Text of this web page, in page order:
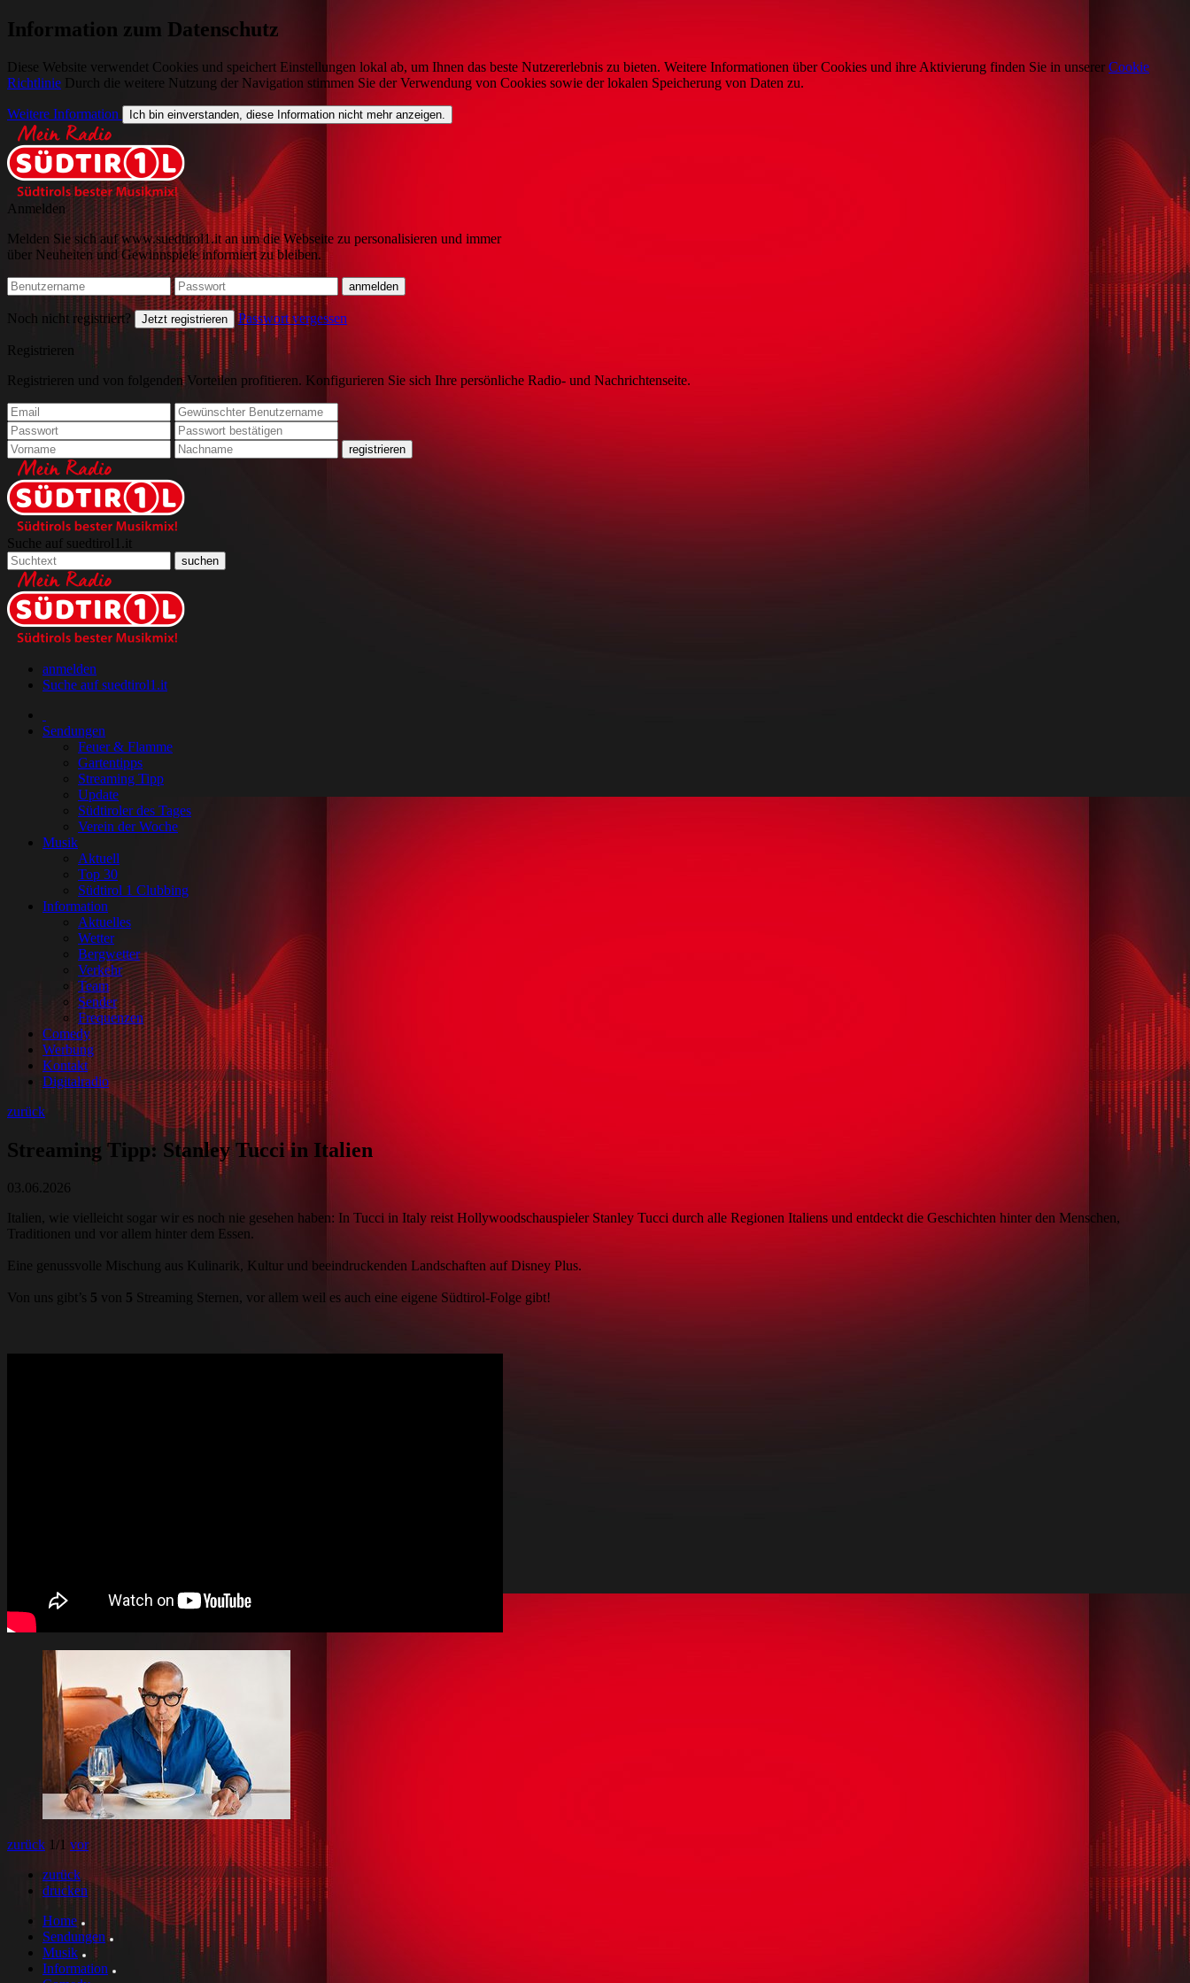
Information zum Datenschutz
Diese Website verwendet Cookies und speichert Einstellungen lokal ab, um Ihnen das beste Nutzererlebnis zu bieten. Weitere Informationen über Cookies und ihre Aktivierung finden Sie in unserer Cookie
Richtlinie Durch die weitere Nutzung der Navigation stimmen Sie der Verwendung von Cookies sowie der lokalen Speicherung von Daten zu.
Weitere Information Ich bin einverstanden, diese Information nicht mehr anzeigen.
Anmelden
Melden Sie sich auf www.suedtirol1.it an um die Webseite zu personalisieren und immer
über Neuheiten und Gewinnspiele informiert zu bleiben.
Noch nicht registriert? Jetzt registrieren Passwort vergessen
Registrieren
Registrieren und von folgenden Vorteilen profitieren. Konfigurieren Sie sich Ihre persönliche Radio- und Nachrichtenseite.
Suche auf suedtirol1.it
anmelden
Suche auf suedtirol1.it
Sendungen
Feuer & Flamme
Gartentipps
Streaming Tipp
Update
Südtiroler des Tages
Verein der Woche
Musik
Aktuell
Top 30
Südtirol 1 Clubbing
Information
Aktuelles
Wetter
Bergwetter
Verkehr
Team
Sender
Frequenzen
Comedy
Werbung
Kontakt
Digitalradio
zurück
Streaming Tipp: Stanley Tucci in Italien
03.06.2026
Italien, wie vielleicht sogar wir es noch nie gesehen haben: In Tucci in Italy reist Hollywoodschauspieler Stanley Tucci durch alle Regionen Italiens und entdeckt die Geschichten hinter den Menschen,
Traditionen und vor allem hinter dem Essen.
Eine genussvolle Mischung aus Kulinarik, Kultur und beeindruckenden Landschaften auf Disney Plus.
Von uns gibt’s 5 von 5 Streaming Sternen, vor allem weil es auch eine eigene Südtirol-Folge gibt!
zurück 1/1 vor
zurück
drucken
Home
Sendungen
Musik
Information